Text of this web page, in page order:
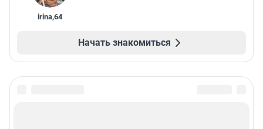
irina,64
Начать знакомиться